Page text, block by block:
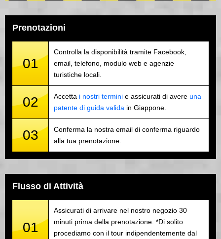
Prenotazioni
01
Controlla la disponibilità tramite Facebook,
email, telefono, modulo web e agenzie
turistiche locali.
02 Accetta i nostri termini e assicurati di avere una
patente di guida valida in Giappone.
03
Conferma la nostra email di conferma riguardo
alla tua prenotazione.
Flusso di Attività
01
Assicurati di arrivare nel nostro negozio 30
minuti prima della prenotazione. *Di solito
procediamo con il tour indipendentemente dal